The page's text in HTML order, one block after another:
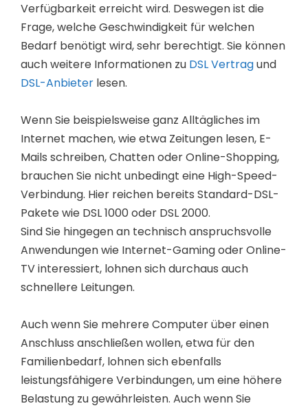
Verfügbarkeit erreicht wird. Deswegen ist die
Frage, welche Geschwindigkeit für welchen
Bedarf benötigt wird, sehr berechtigt. Sie können
auch weitere Informationen zu DSL Vertragund
DSL-Anbieter lesen.
Wenn Sie beispielsweise ganz Alltägliches im
Internet machen, wie etwa Zeitungen lesen, E-
Mails schreiben, Chatten oder Online-Shopping,
brauchen Sie nicht unbedingt eine High-Speed-
Verbindung. Hier reichen bereits Standard-DSL-
Pakete wie DSL 1000 oder DSL 2000.
Sind Sie hingegen an technisch anspruchsvolle
Anwendungen wie Internet-Gaming oder Online-
TV interessiert, lohnen sich durchaus auch
schnellere Leitungen.
Auch wenn Sie mehrere Computer über einen
Anschluss anschließen wollen, etwa für den
Familienbedarf, lohnen sich ebenfalls
leistungsfähigere Verbindungen, um eine höhere
Belastung zu gewährleisten. Auch wenn Sie